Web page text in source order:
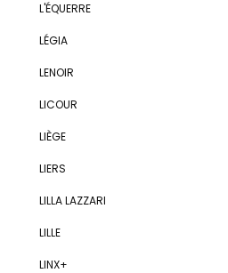
L'ÉQUERRE
LÉGIA
LENOIR
LICOUR
LIÈGE
LIERS
LILLA LAZZARI
LILLE
LINX+